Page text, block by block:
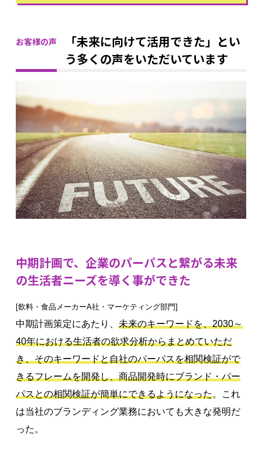
お客様の声
「未来に向けて活用できた」とい
う多くの声をいただいています
中期計画で、企業のパーパスと繋がる未来
の生活者ニーズを導く事ができた
[飲料・食品メーカーA社・マーケティング部門]
中期計画策定にあたり、 未来のキーワードを、2030～
40年における生活者の欲求分析からまとめていただ
き、そのキーワードと自社のパーパスを相関検証がで
きるフレームを開発し、商品開発時にブランド・パー
パスとの相関検証が簡単にできるようになった。これ
は当社のブランディング業務においても大きな発明だ
った。